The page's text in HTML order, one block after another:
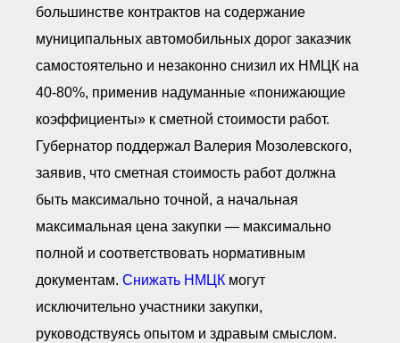
большинстве контрактов на содержание
муниципальных автомобильных дорог заказчик
самостоятельно и незаконно снизил их НМЦК на
40-80%, применив надуманные «понижающие
коэффициенты» к сметной стоимости работ.
Губернатор поддержал Валерия Мозолевского,
заявив, что сметная стоимость работ должна
быть максимально точной, а начальная
максимальная цена закупки — максимально
полной и соответствовать нормативным
документам. Снижать НМЦК могут
исключительно участники закупки,
руководствуясь опытом и здравым смыслом.